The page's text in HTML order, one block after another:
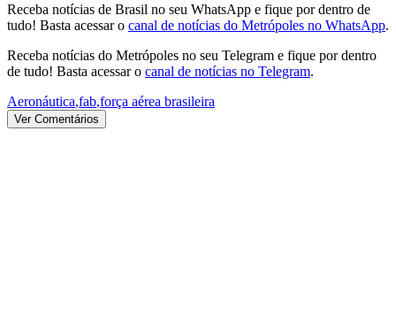
Receba notícias de Brasil no seu WhatsApp e fique por dentro de
tudo! Basta acessar o canal de notícias do Metrópoles no WhatsApp.
Receba notícias do Metrópoles no seu Telegram e fique por dentro
de tudo! Basta acessar o canal de notícias no Telegram.
Aeronáutica,fab,força aérea brasileira
Ver Comentários